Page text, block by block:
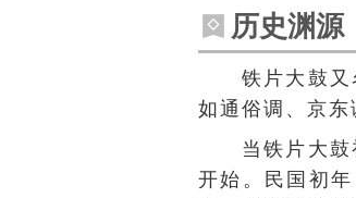
历史渊源
铁片大鼓
如通俗调、 京东
当铁片大
开始。民国初